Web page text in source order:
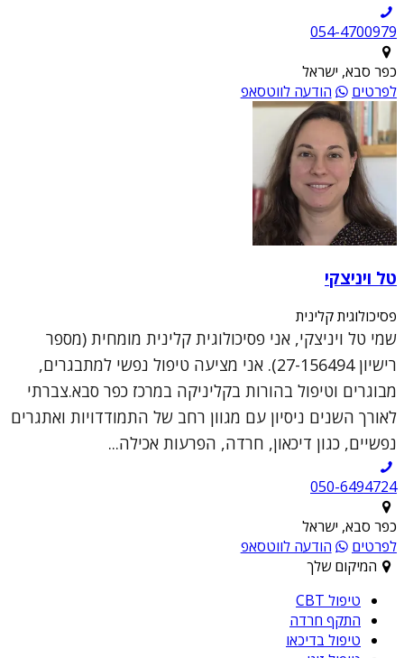
054-4700979
כפר סבא, ישראל
לפרטים
הודעה לווטסאפ
טל ויניצקי
פסיכולוגית קלינית
שמי טל ויניצקי, אני פסיכולוגית קלינית מומחית (מספר
רישיון 27-156494). אני מציעה טיפול נפשי למתבגרים,
מבוגרים וטיפול בהורות בקליניקה במרכז כפר סבא.צברתי
לאורך השנים ניסיון עם מגוון רחב של התמודדויות ואתגרים
נפשיים, כגון דיכאון, חרדה, הפרעות אכילה...
050-6494724
כפר סבא, ישראל
לפרטים
הודעה לווטסאפ
המיקום שלך
טיפול CBT
התקף חרדה
טיפול בדיכאו